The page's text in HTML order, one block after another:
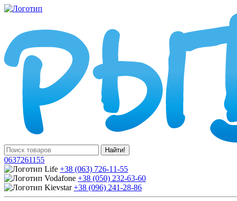
Найти!
0637261155
+38 (063) 726-11-55
+38 (050) 232-63-60
+38 (096) 241-28-86